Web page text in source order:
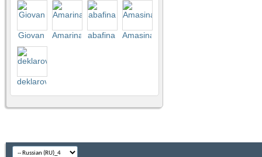
Giovan Amarina abafina Amasina
deklarov